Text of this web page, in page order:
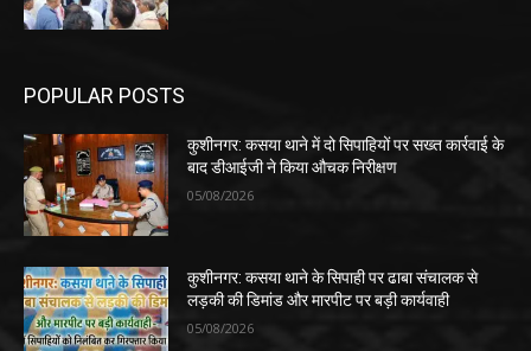
POPULAR POSTS
कुशीनगर: कसया थाने में दो सिपाहियों पर सख्त कार्रवाई के
बाद डीआईजी ने किया औचक निरीक्षण
05/08/2026
कुशीनगर: कसया थाने के सिपाही पर ढाबा संचालक से
लड़की की डिमांड और मारपीट पर बड़ी कार्यवाही
05/08/2026